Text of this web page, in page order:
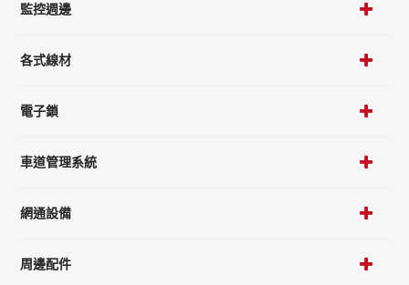
監控週邊
各式線材
電子鎖
車道管理系統
網通設備
周邊配件